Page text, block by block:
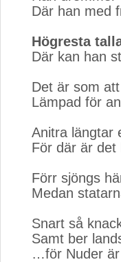
Där han med
Högresta
Där kan han
Det är som
Lämpad för
Anitra längtar
För där är det
Förr sjöngs
Medan
Snart så
Samt ber
…för Nuder